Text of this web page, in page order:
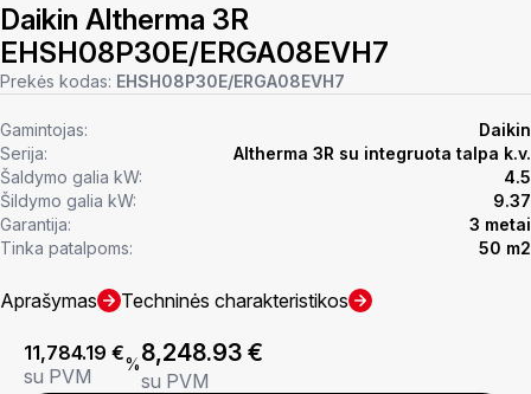
Daikin Altherma 3R
EHSH08P30E/ERGA08EVH7
Prekės kodas: EHSH08P30E/ERGA08EVH7
Gamintojas:
Daikin
Serija:
Altherma 3R su integruota talpa k.v.
Šaldymo galia kW:
4.5
Šildymo galia kW:
9.37
Garantija:
3 metai
Tinka patalpoms:
50 m2
Aprašymas Techninės charakteristikos
11,784.19 €
su PVM
%8,248.93 €
su PVM